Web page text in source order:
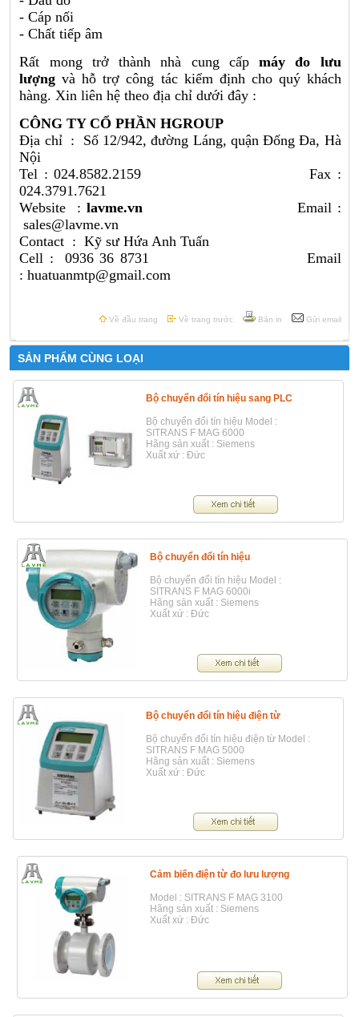
- Cáp nối
- Chất tiếp âm
Rất mong trở thành nhà cung cấpmáy đo lưu
lượngvà hỗ trợ công tác kiểm định cho quý khách
hàng. Xin liên hệ theo địa chỉ dưới đây :
CÔNG TY CỔ PHẦN HGROUP
Địa chỉ : Số 12/942, đường Láng, quận Đống Đa, Hà
Nội
Tel : 024.8582.2159 Fax :
024.3791.7621
Website : lavme.vnEmail :
sales@lavme.vn
Contact : Kỹ sư Hứa Anh Tuấn
Cell : 0936 36 8731 Email
: huatuanmtp@gmail.com
Về đầu trang Về trang trước Bản in Gửi email
SẢN PHẨM CÙNG LOẠI
Bộ chuyển đổi tín hiệu sang PLC
Bộ chuyển đổi tín hiệu Model :
SITRANS F MAG 6000
Hãng sản xuất : Siemens
Xuất xứ : Đức
Bộ chuyển đổi tín hiệu
Bộ chuyển đổi tín hiệu Model :
SITRANS F MAG 6000i
Hãng sản xuất : Siemens
Xuất xứ : Đức
Bộ chuyển đổi tín hiệu điện từ
Bộ chuyển đổi tín hiệu điện từ Model :
SITRANS F MAG 5000
Hãng sản xuất : Siemens
Xuất xứ : Đức
Cảm biến điện từ đo lưu lượng
Model : SITRANS F MAG 3100
Hãng sản xuất : Siemens
Xuất xứ : Đức